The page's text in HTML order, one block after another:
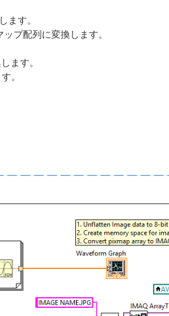
す。
プ配列に変換します。
ます。
。